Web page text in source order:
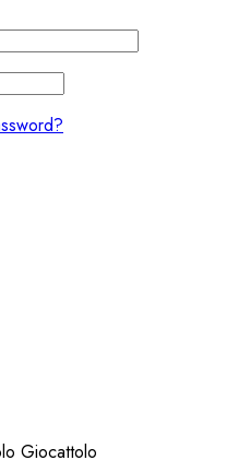
Giocattolo